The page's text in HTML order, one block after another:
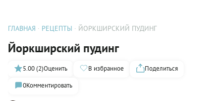
ГЛАВНАЯ РЕЦЕПТЫ ЙОРКШИРСКИЙ ПУДИНГ
Йоркширский пудинг
5.00 (2)Оценить В избранное
Поделиться
0Комментировать